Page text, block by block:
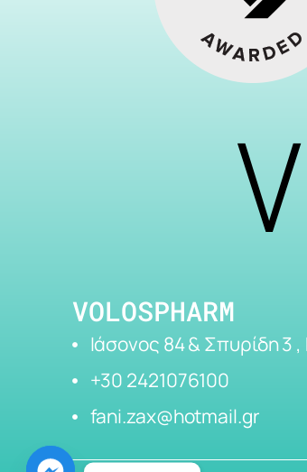
VOLOSPHARM
Ιάσονος 84 & Σπυρίδη 3
+30 2421076100
fani.zax@hotmail.gr